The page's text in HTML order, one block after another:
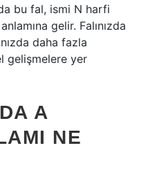
bu fal, ismi N harfi
gelir. Falınızda
daha fazla
gelişmelere yer
A
NE